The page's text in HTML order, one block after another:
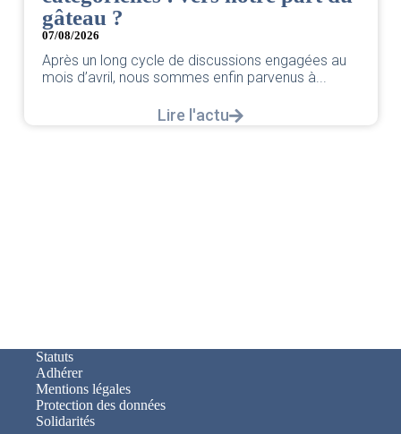
Retrouvez le compte rendu du CSE de juillet 2026
par votre équipe SNPNC-FO Corsair. ...
Lire l'actu
Statuts
Adhérer
Mentions légales
Protection des données
Solidarités